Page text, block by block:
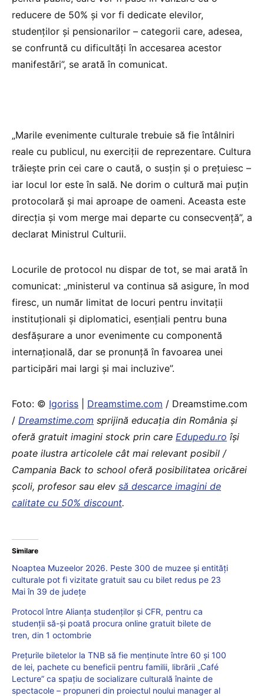
reducere de 50% şi vor fi dedicate elevilor,
studenţilor şi pensionarilor – categorii care, adesea,
se confruntă cu dificultăţi în accesarea acestor
manifestări”, se arată în comunicat.
„Marile evenimente culturale trebuie să fie întâlniri
reale cu publicul, nu exerciţii de reprezentare. Cultura
trăieşte prin cei care o caută, o susţin şi o preţuiesc –
iar locul lor este în sală. Ne dorim o cultură mai puţin
protocolară şi mai aproape de oameni. Aceasta este
direcţia şi vom merge mai departe cu consecvenţă”, a
declarat Ministrul Culturii.
Locurile de protocol nu dispar de tot, se mai arată în
comunicat: „ministerul va continua să asigure, în mod
firesc, un număr limitat de locuri pentru invitaţii
instituţionali şi diplomatici, esenţiali pentru buna
desfăşurare a unor evenimente cu componentă
internaţională, dar se pronunţă în favoarea unei
participări mai largi şi mai incluzive”.
Foto: © Igoriss Dreamstime.com / Dreamstime.com
/ Dreamstime.com sprijină educaţia din România şi
oferă gratuit imagini stock prin care Edupedu.ro îşi
poate ilustra articolele cât mai relevant posibil /
Campania Back to school oferă posibilitatea oricărei
școli, profesor sau elev să descarce imagini de
calitate cu 50% discount.
Similare
Noaptea Muzeelor 2026. Peste 300 de muzee și entități
culturale pot fi vizitate gratuit sau cu bilet redus pe 23
Mai în 39 de județe
Protocol între Alianța studenților și CFR, pentru ca
studenții să-și poată procura online gratuit bilete de
tren, din 1 octombrie
Prețurile biletelor la TNB să fie menținute între 60 și 100
de lei, pachete cu beneficii pentru familii, librării „Café
Lecture” ca spațiu de socializare culturală înainte de
spectacole – propuneri din proiectul noului manager al